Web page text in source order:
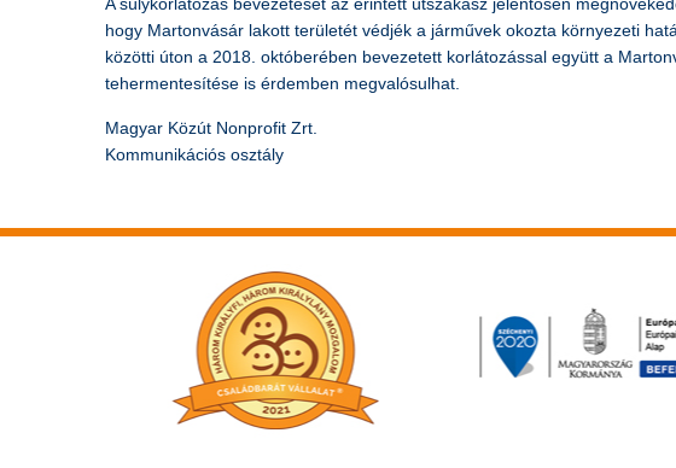
hogy Martonvásár lakott területét védjék a járművek okozta környezeti
közötti úton a 2018. októberében bevezetett korlátozással együtt a
tehermentesítése is érdemben megvalósulhat.
Magyar Közút Nonprofit Zrt.
Kommunikációs osztály